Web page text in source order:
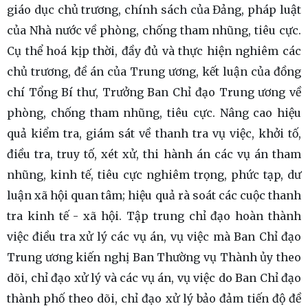
giáo dục chủ trương, chính sách của Đảng, pháp luật
của Nhà nước về phòng, chống tham nhũng, tiêu cực.
Cụ thể hoá kịp thời, đầy đủ và thực hiện nghiêm các
chủ trương, đề án của Trung ương, kết luận của đồng
chí Tổng Bí thư, Trưởng Ban Chỉ đạo Trung ương về
phòng, chống tham nhũng, tiêu cực. Nâng cao hiệu
quả kiểm tra, giám sát về thanh tra vụ việc, khởi tố,
điều tra, truy tố, xét xử, thi hành án các vụ án tham
nhũng, kinh tế, tiêu cực nghiêm trọng, phức tạp, dư
luận xã hội quan tâm; hiệu quả rà soát các cuộc thanh
tra kinh tế - xã hội. Tập trung chỉ đạo hoàn thành
việc điều tra xử lý các vụ án, vụ việc mà Ban Chỉ đạo
Trung ương kiến nghị Ban Thường vụ Thành ủy theo
dõi, chỉ đạo xử lý và các vụ án, vụ việc do Ban Chỉ đạo
thành phố theo dõi, chỉ đạo xử lý bảo đảm tiến độ đề